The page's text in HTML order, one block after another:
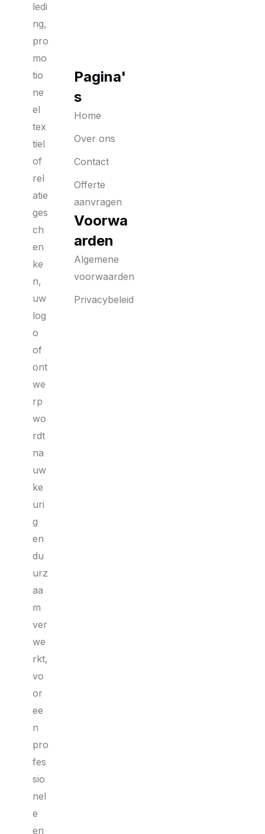
ledi
ng,
pro
mo
tio
ne
el
tex
tiel
of
rel
atie
ges
ch
en
ke
n,
uw
log
o
of
ont
we
rp
wo
rdt
na
uw
ke
uri
g
en
du
urz
aa
m
ver
we
rkt,
vo
or
ee
n
pro
fes
sio
nel
e
en
Pagina'
s
Home
Over ons
Contact
Offerte
aanvragen
Voorwa
arden
Algemene
voorwaarden
Privacybeleid